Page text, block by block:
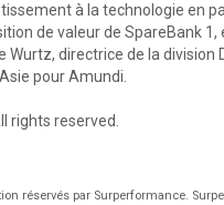
à la technologie en
de valeur de SpareBank 1,
directrice de la division
pour Amundi.
rights reserved.
réservés par Surperformance.